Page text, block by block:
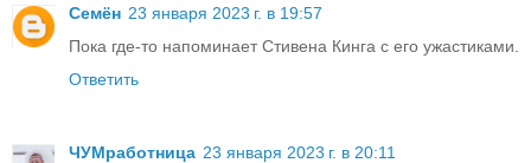
Семён 23 января 2023 г. в 19:57
Пока где-то напоминает Стивена Кинга с его ужастиками.
Ответить
ЧУМработница 23 января 2023 г. в 20:11